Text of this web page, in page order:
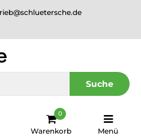
Suche
Warenkorb
0
Menü